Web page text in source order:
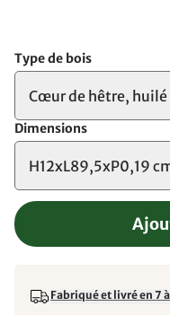
Type de bois
Cœur de hêtre, huilé
Dimensions
H12xL89,5xP0,19
Fabriqué et livré en 7